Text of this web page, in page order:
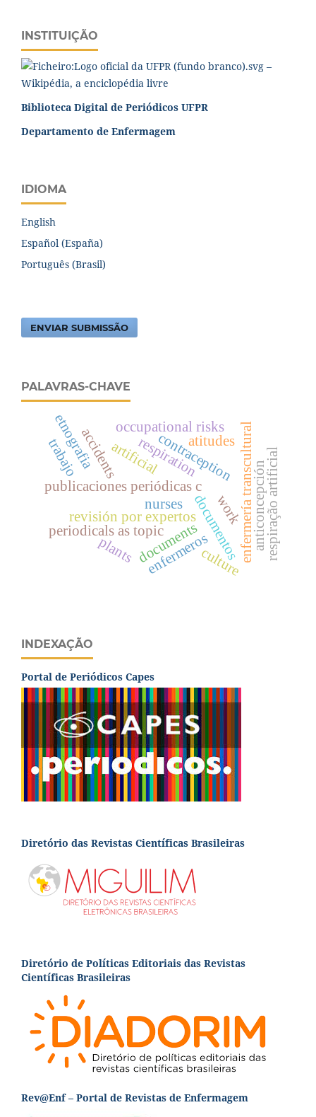
INSTITUIÇÃO
Biblioteca Digital de Periódicos UFPR
Departamento de Enfermagem
IDIOMA
English
Español (España)
Português (Brasil)
ENVIAR SUBMISSÃO
PALAVRAS-CHAVE
documentos
periodicals as topic
revisión por expertos
publicaciones periódicas c enfermería transcultural
contraception
anticoncepción
documents
nurses
enfermeros
accidentsoccupational risks
respiration
etnografia atitudes
culture
plants respiração artificial
artificial
work
trabajo
INDEXAÇÃO
Portal de Periódicos Capes
Diretório das Revistas Científicas Brasileiras
Diretório de Políticas Editoriais das Revistas
Científicas Brasileiras
Rev@Enf – Portal de Revistas de Enfermagem